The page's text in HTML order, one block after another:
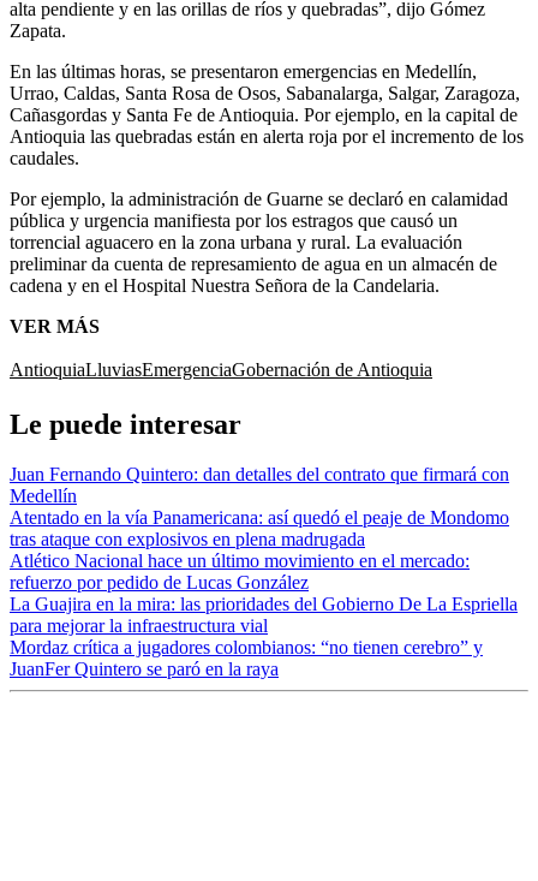
alta pendiente y en las orillas de ríos y quebradas”, dijo Gómez
Zapata.
En las últimas horas, se presentaron emergencias en Medellín,
Urrao, Caldas, Santa Rosa de Osos, Sabanalarga, Salgar, Zaragoza,
Cañasgordas y Santa Fe de Antioquia. Por ejemplo, en la capital de
Antioquia las quebradas están en alerta roja por el incremento de los
caudales.
Por ejemplo, la administración de Guarne se declaró en calamidad
pública y urgencia manifiesta por los estragos que causó un
torrencial aguacero en la zona urbana y rural. La evaluación
preliminar da cuenta de represamiento de agua en un almacén de
cadena y en el Hospital Nuestra Señora de la Candelaria.
VER MÁS
AntioquiaLluviasEmergenciaGobernación de Antioquia
Le puede interesar
Juan Fernando Quintero: dan detalles del contrato que firmará con
Medellín
Atentado en la vía Panamericana: así quedó el peaje de Mondomo
tras ataque con explosivos en plena madrugada
Atlético Nacional hace un último movimiento en el mercado:
refuerzo por pedido de Lucas González
La Guajira en la mira: las prioridades del Gobierno De La Espriella
para mejorar la infraestructura vial
Mordaz crítica a jugadores colombianos: “no tienen cerebro” y
JuanFer Quintero se paró en la raya